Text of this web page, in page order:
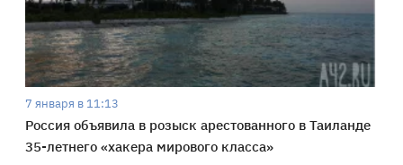
7 января в 11:13
Россия объявила в розыск арестованного в Таиланде
35-летнего «хакера мирового класса»